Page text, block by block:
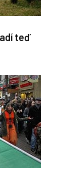
teď